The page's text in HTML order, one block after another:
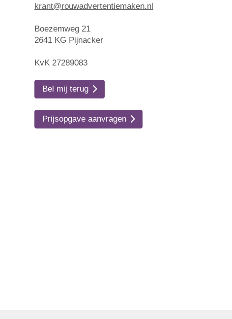
krant@rouwadvertentiemaken.nl
Boezemweg 21
2641 KG Pijnacker
KvK 27289083
Bel mij terug
Prijsopgave aanvragen